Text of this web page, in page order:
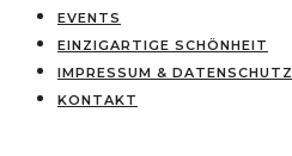
EVENTS
EINZIGARTIGE SCHÖNHEIT
IMPRESSUM & DATENSCHUTZ
KONTAKT